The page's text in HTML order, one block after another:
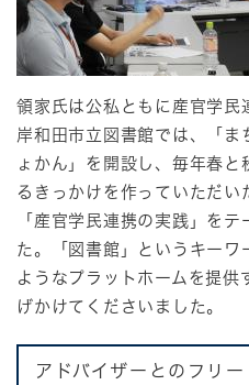
領家氏は公私ともに産官学民
岸和田市立図書館では、「ま
ょかん」を開設し、毎年春
るきっかけを作っていただい
「産官学民連携の実践」を
た。「図書館」というキーワ
ようなプラットホームを提供
げかけてくださいました。
アドバイザーとのフリー